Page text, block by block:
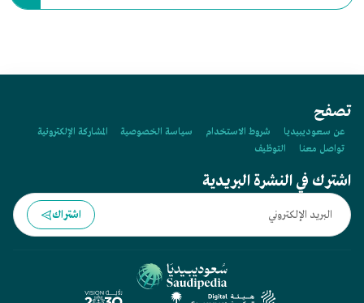
تصفح
عن سعوديبيديا شروط الاستخدام سياسة الخصوصية
المشاركة الإلكترونية
تواصل معنا
التوظيف
اشترك في النشرة البريدية
اشتراك